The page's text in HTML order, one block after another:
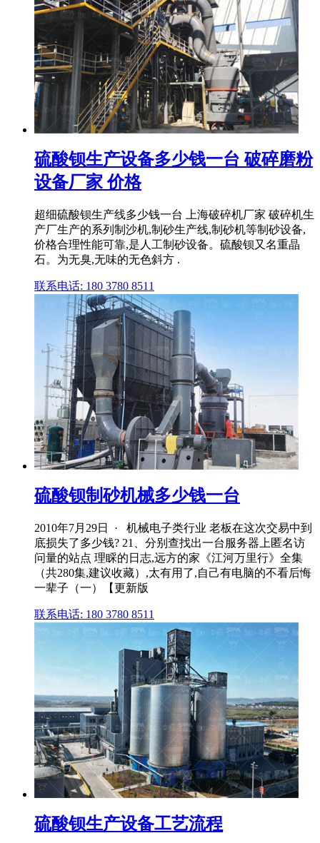
硫酸钡生产设备多少钱一台 破碎磨粉
设备厂家 价格
超细硫酸钡生产线多少钱一台 上海破碎机厂家 破碎机生
产厂生产的系列制沙机,制砂生产线,制砂机等制砂设备,
价格合理性能可靠,是人工制砂设备。硫酸钡又名重晶
石。为无臭,无味的无色斜方 .
联系电话: 180 3780 8511
硫酸钡制砂机械多少钱一台
2010年7月29日 · 机械电子类行业 老板在这次交易中到
底损失了多少钱? 21、分别查找出一台服务器上匿名访
问量的站点 理睬的日志,远方的家《江河万里行》全集
（共280集,建议收藏）,太有用了,自己有电脑的不看后悔
一辈子（一）【更新版
联系电话: 180 3780 8511
硫酸钡生产设备工艺流程